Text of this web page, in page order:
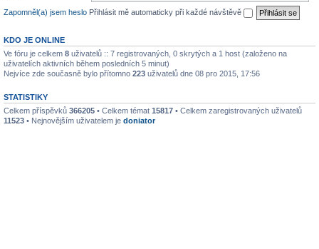
Zapomněl(a) jsem heslo Přihlásit mě automaticky při každé návštěvě
KDO JE ONLINE
Ve fóru je celkem 8 uživatelů :: 7 registrovaných, 0 skrytých a 1 host (založeno na
uživatelích aktivních během posledních 5 minut)
Nejvíce zde současně bylo přítomno 223 uživatelů dne 08 pro 2015, 17:56
STATISTIKY
Celkem příspěvků 366205 • Celkem témat 15817 • Celkem zaregistrovaných uživatelů
11523 • Nejnovějším uživatelem je doniator